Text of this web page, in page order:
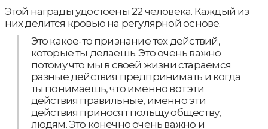
Этой награды удостоены 22 человека. Каждый из
них делится кровью на регулярной основе.
Это какое-то признание тех действий,
которые ты делаешь. Это очень важно
потому что мы в своей жизни стараемся
разные действия предпринимать и когда
ты понимаешь, что именно вот эти
действия правильные, именно эти
действия приносят польщу обществу,
людям. Это конечно очень важно и